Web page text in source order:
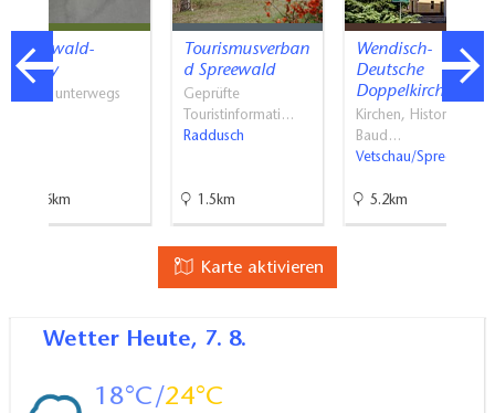
Spreewald-
Buggy
Mit PS unterwegs
10.6km
Tourismusverban
d Spreewald
Geprüfte
Touristinformati…
Raddusch
1.5km
Wendisch-
Deutsche
Doppelkirche
Kirchen, Historische
Baud…
Vetschau/Spreewald
5.2km
Karte aktivieren
Wetter Heute, 7. 8.
18 24